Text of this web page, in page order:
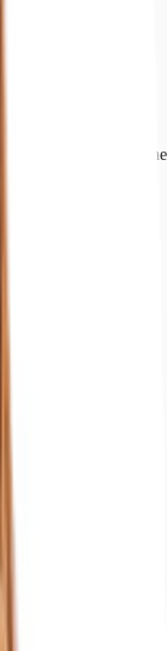
individuelle
aus, welche im
Büroflächen, welche
ausgebaut
2013-03-21 vom
der Liegenschaft ist
kWh/(m²*a). Der
findet sich dieses
wieder. Die
wie eine